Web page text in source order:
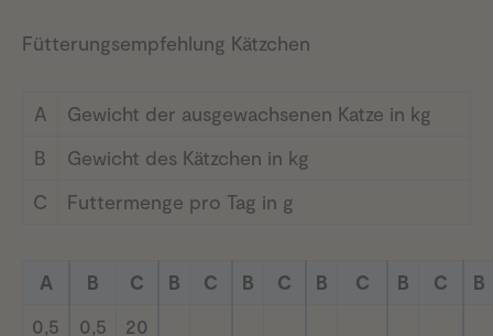
Fütterungsempfehlung Kätzchen
A
Gewicht der ausgewachsenen Katze in kg
B
Gewicht des Kätzchen in kg
C
Futtermenge pro Tag in g
A B C B C B C B C B C
B
0,5
0,5
20